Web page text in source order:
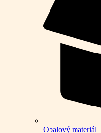
Obalový materiál